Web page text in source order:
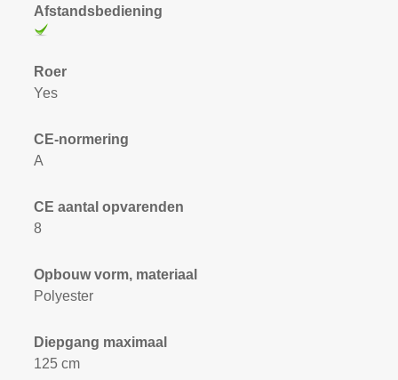
Afstandsbediening
Roer
Yes
CE-normering
A
CE aantal opvarenden
8
Opbouw vorm, materiaal
Polyester
Diepgang maximaal
125 cm